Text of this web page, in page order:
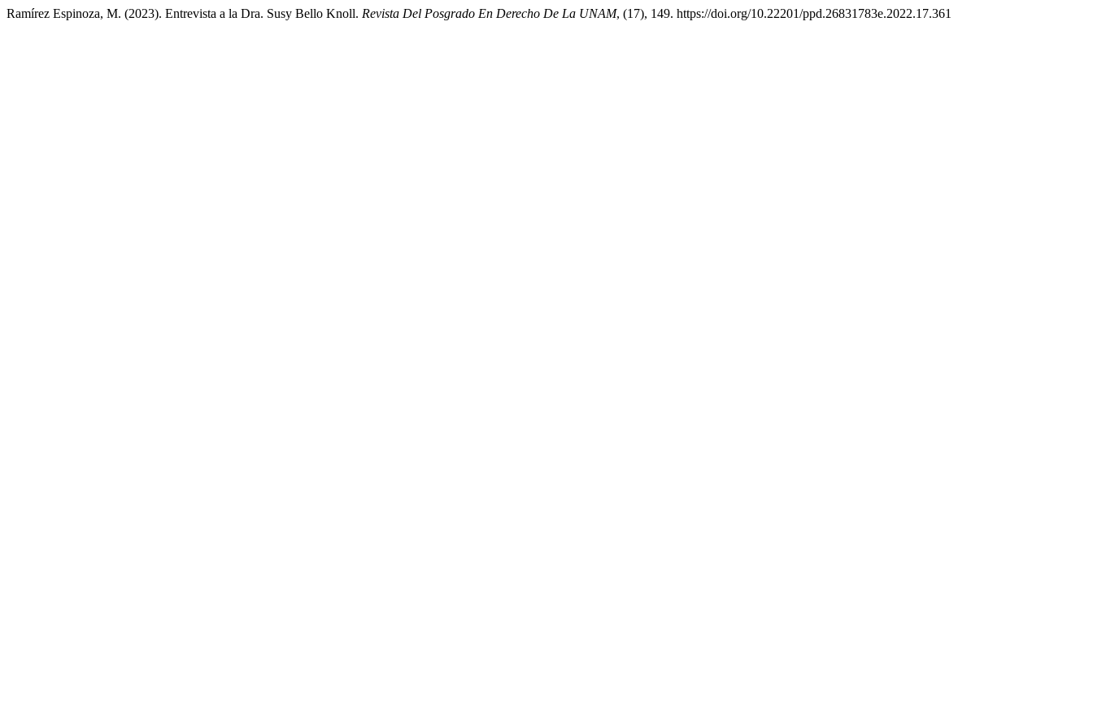
Ramírez Espinoza, M. (2023). Entrevista a la Dra. Susy Bello Knoll. Revista Del Posgrado En Derecho De La UNAM, (17), 149. https://doi.org/10.22201/ppd.26831783e.2022.17.361